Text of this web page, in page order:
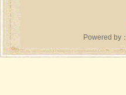
Powered by：